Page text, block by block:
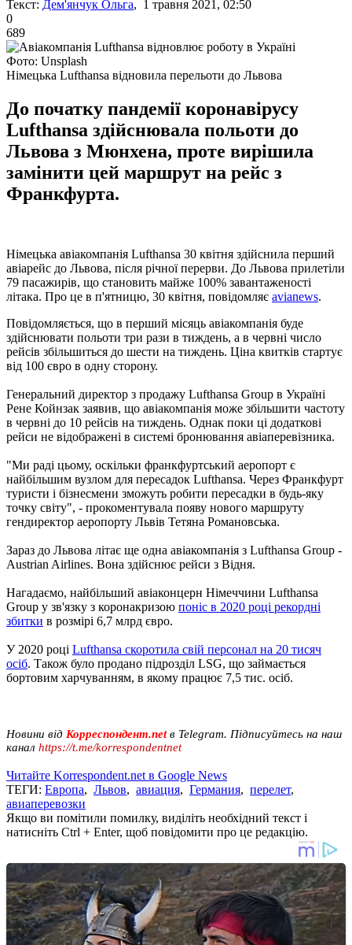
Текст: Дем'янчук Ольга, 1 травня 2021, 02:50
0
689
Фото: Unsplash
Німецька Lufthansa відновила перельоти до Львова
До початку пандемії коронавірусу
Lufthansa здійснювала польоти до
Львова з Мюнхена, проте вирішила
замінити цей маршрут на рейс з
Франкфурта.
Німецька авіакомпанія Lufthansa 30 квітня здійснила перший
авіарейс до Львова, після річної перерви. До Львова прилетіли
79 пасажирів, що становить майже 100% завантаженості
літака. Про це в п'ятницю, 30 квітня, повідомляє avianews.
Повідомляється, що в перший місяць авіакомпанія буде
здійснювати польоти три рази в тиждень, а в червні число
рейсів збільшиться до шести на тиждень. Ціна квитків стартує
від 100 євро в одну сторону.
Генеральний директор з продажу Lufthansa Group в Україні
Рене Койнзак заявив, що авіакомпанія може збільшити частоту
в червні до 10 рейсів на тиждень. Однак поки ці додаткові
рейси не відображені в системі бронювання авіаперевізника.
"Ми раді цьому, оскільки франкфуртський аеропорт є
найбільшим вузлом для пересадок Lufthansa. Через Франкфурт
туристи і бізнесмени зможуть робити пересадки в будь-яку
точку світу", - прокоментувала появу нового маршруту
гендиректор аеропорту Львів Тетяна Романовська.
Зараз до Львова літає ще одна авіакомпанія з Lufthansa Group -
Austrian Airlines. Вона здійснює рейси з Відня.
Нагадаємо, найбільший авіаконцерн Німеччини Lufthansa
Group у зв'язку з коронакризою поніс в 2020 році рекордні
збитки в розмірі 6,7 млрд євро.
У 2020 році Lufthansa скоротила свій персонал на 20 тисяч
осіб. Також було продано підрозділ LSG, що займається
бортовим харчуванням, в якому працює 7,5 тис. осіб.
Новини від Корреспондент.netв Telegram. Підписуйтесь на наш
канал https://t.me/korrespondentnet
Читайте Korrespondent.net в Google News
ТЕГИ: Европа, Львов, авиация, Германия, перелет,
авиаперевозки
Якщо ви помітили помилку, виділіть необхідний текст і
натисніть Ctrl + Enter, щоб повідомити про це редакцію.